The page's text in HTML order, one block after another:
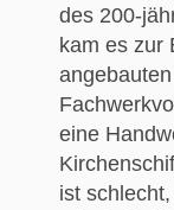
des 200-
kam es zur
eine
ist